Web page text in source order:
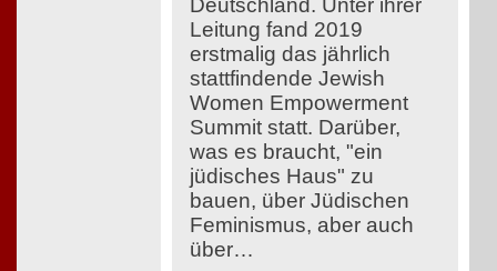
Deutschland. Unter ihrer
Leitung fand 2019
erstmalig das jährlich
stattfindende Jewish
Women Empowerment
Summit statt. Darüber,
was es braucht, "ein
jüdisches Haus" zu
bauen, über Jüdischen
Feminismus, aber auch
über…